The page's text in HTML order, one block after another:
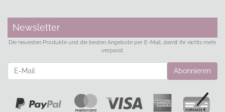
Newsletter
Die neuesten Produkte und die besten Angebote per E-Mail, damit Ihr nichts mehr
verpasst.
Abonnieren